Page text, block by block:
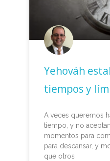
Yehováh
tiempos y
A veces queremos
tiempo, y no
momentos para
para descansar, y
que otros